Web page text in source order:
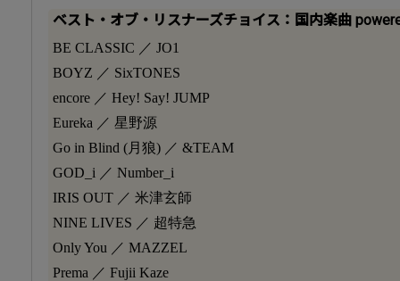
ベスト・オブ・リスナーズチョイス：国内楽曲
BE CLASSIC ／ JO1
BOYZ ／ SixTONES
encore ／ Hey! Say! JUMP
Eureka ／ 星野源
Go in Blind (月狼) ／ &TEAM
GOD_i ／ Number_i
IRIS OUT ／ 米津玄師
NINE LIVES ／ 超特急
Only You ／ MAZZEL
Prema ／ Fujii Kaze